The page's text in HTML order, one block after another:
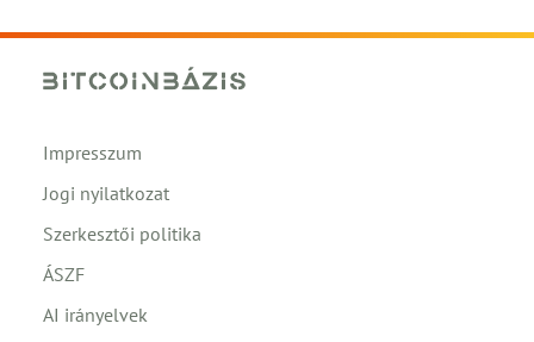
Impresszum
Jogi nyilatkozat
Szerkesztői politika
ÁSZF
AI irányelvek